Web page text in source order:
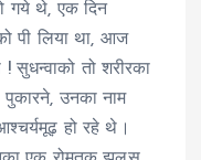
गये थे, एक दिन
पी लिया था, आज
सुधन्वाको तो शरीरका
उनका नाम
हो रहे थे।